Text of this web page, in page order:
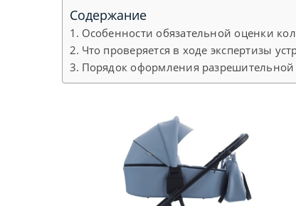
Содержание
Особенности обязательной оценки
Что проверяется в ходе экспертизы
Порядок оформления